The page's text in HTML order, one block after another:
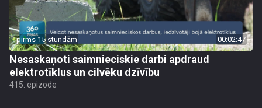
pirms 15 stundām 00:02:47
Nesaskaņoti saimnieciskie darbi apdraud
elektrotīklus un cilvēku dzīvību
415. epizode